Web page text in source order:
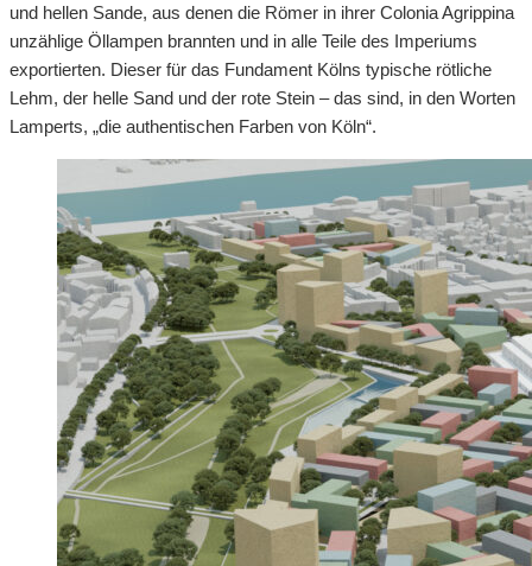
und hellen Sande, aus denen die Römer in ihrer Colonia Agrippina
unzählige Öllampen brannten und in alle Teile des Imperiums
exportierten. Dieser für das Fundament Kölns typische rötliche
Lehm, der helle Sand und der rote Stein – das sind, in den Worten
Lamperts, „die authentischen Farben von Köln“.